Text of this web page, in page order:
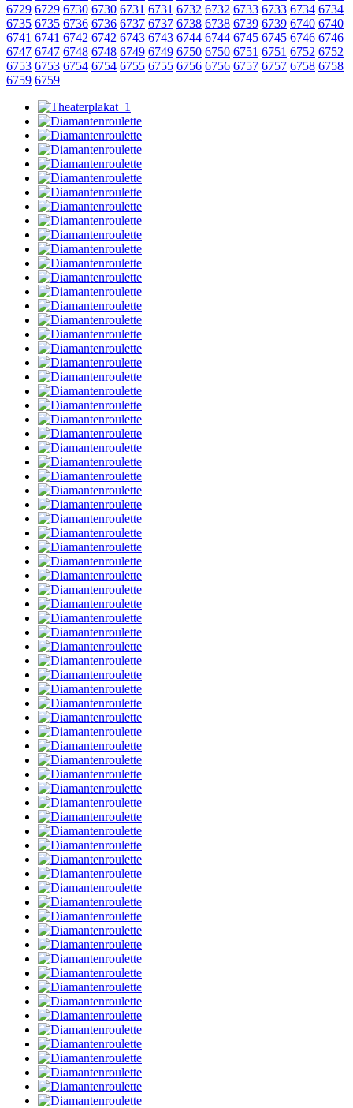
6729 6729 6730 6730 6731 6731 6732 6732 6733 6733 6734 6734
6735 6735 6736 6736 6737 6737 6738 6738 6739 6739 6740 6740
6741 6741 6742 6742 6743 6743 6744 6744 6745 6745 6746 6746
6747 6747 6748 6748 6749 6749 6750 6750 6751 6751 6752 6752
6753 6753 6754 6754 6755 6755 6756 6756 6757 6757 6758 6758
6759 6759